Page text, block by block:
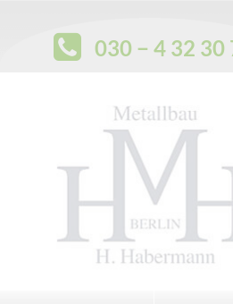
030 − 4 32 30